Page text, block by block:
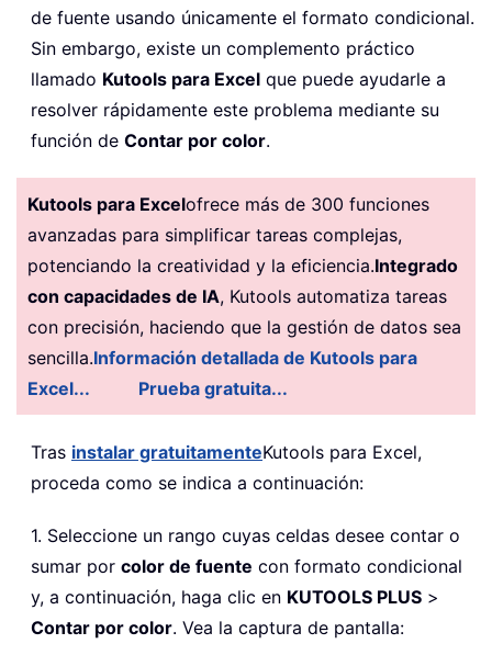
de fuente usando únicamente el formato condicional.
Sin embargo, existe un complemento práctico
llamado Kutools para Excel que puede ayudarle a
resolver rápidamente este problema mediante su
función de Contar por color.
Kutools para Excelofrece más de 300 funciones
avanzadas para simplificar tareas complejas,
potenciando la creatividad y la eficiencia.Integrado
con capacidades de IA, Kutools automatiza tareas
con precisión, haciendo que la gestión de datos sea
sencilla.Información detallada de Kutools para
Excel...
Prueba gratuita...
Tras instalar gratuitamenteKutools para Excel,
proceda como se indica a continuación:
1. Seleccione un rango cuyas celdas desee contar o
sumar por color de fuente con formato condicional
y, a continuación, haga clic en KUTOOLS PLUS >
Contar por color. Vea la captura de pantalla: